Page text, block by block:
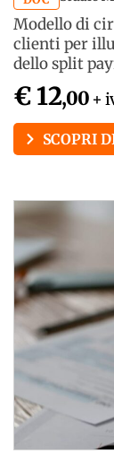
Modello di
clienti per
dello split
€ 12,00 +
SCOPRI